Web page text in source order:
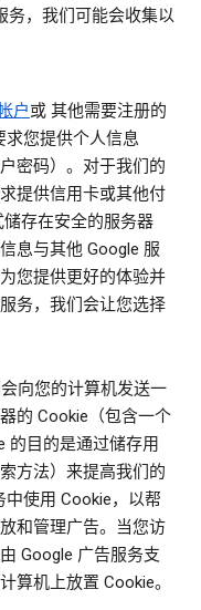
务，我们可能会收集以
户或 其他需要注册的
求您提供个人信息
密码）。对于我们的
提供信用卡或其他付
存在安全的服务器
息与其他 Google 服
您提供更好的体验并
务，我们会让您选择
向您的计算机发送一
的 Cookie（包含一个
的目的是通过储存用
方法）来提高我们的
使用 Cookie，以帮
和管理广告。当您访
Google 广告服务支
算机上放置 Cookie。